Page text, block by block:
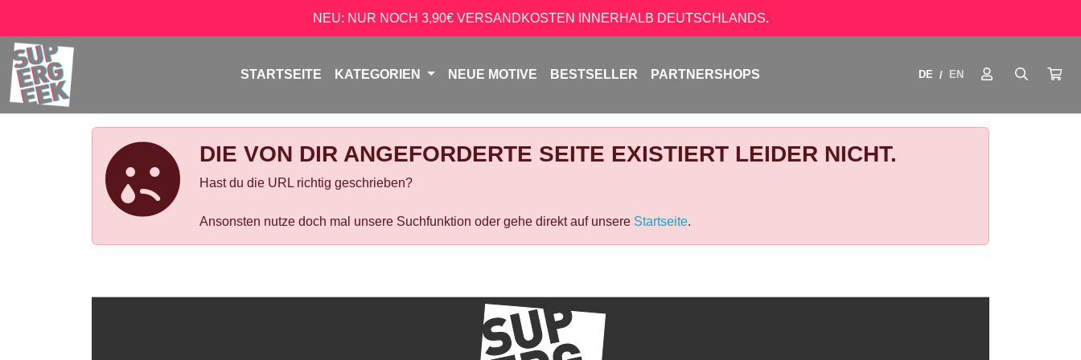
NEU: NUR NOCH 3,90€ VERSANDKOSTEN INNERHALB DEUTSCHLANDS.
STARTSEITE KATEGORIEN NEUE MOTIVE BESTSELLER PARTNERSHOPS DE / EN
DIE VON DIR ANGEFORDERTE SEITE EXISTIERT LEIDER NICHT.
Hast du die URL richtig geschrieben?
Ansonsten nutze doch mal unsere Suchfunktion oder gehe direkt auf unsere Startseite.